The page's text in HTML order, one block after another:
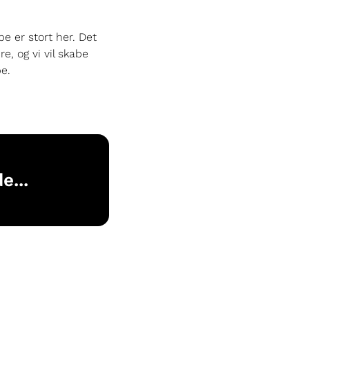
er stort her. Det
og vi vil skabe